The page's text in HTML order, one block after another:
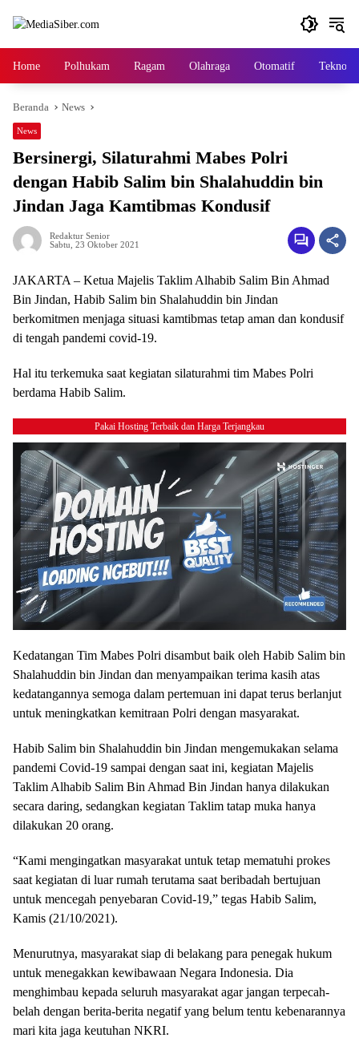
Home Polhukam Ragam Olahraga Otomatif Tekno
Beranda News
News
Bersinergi, Silaturahmi Mabes Polri
dengan Habib Salim bin Shalahuddin bin
Jindan Jaga Kamtibmas Kondusif
Redaktur Senior
Sabtu, 23 Oktober 2021
JAKARTA – Ketua Majelis Taklim Alhabib Salim Bin Ahmad
Bin Jindan, Habib Salim bin Shalahuddin bin Jindan
berkomitmen menjaga situasi kamtibmas tetap aman dan kondusif
di tengah pandemi covid-19.
Hal itu terkemuka saat kegiatan silaturahmi tim Mabes Polri
berdama Habib Salim.
Pakai Hosting Terbaik dan Harga Terjangkau
Kedatangan Tim Mabes Polri disambut baik oleh Habib Salim bin
Shalahuddin bin Jindan dan menyampaikan terima kasih atas
kedatangannya semoga dalam pertemuan ini dapat terus berlanjut
untuk meningkatkan kemitraan Polri dengan masyarakat.
Habib Salim bin Shalahuddin bin Jindan mengemukakan selama
pandemi Covid-19 sampai dengan saat ini, kegiatan Majelis
Taklim Alhabib Salim Bin Ahmad Bin Jindan hanya dilakukan
secara daring, sedangkan kegiatan Taklim tatap muka hanya
dilakukan 20 orang.
“Kami mengingatkan masyarakat untuk tetap mematuhi prokes
saat kegiatan di luar rumah terutama saat beribadah bertujuan
untuk mencegah penyebaran Covid-19,” tegas Habib Salim,
Kamis (21/10/2021).
Menurutnya, masyarakat siap di belakang para penegak hukum
untuk menegakkan kewibawaan Negara Indonesia. Dia
menghimbau kepada seluruh masyarakat agar jangan terpecah-
belah dengan berita-berita negatif yang belum tentu kebenarannya
mari kita jaga keutuhan NKRI.